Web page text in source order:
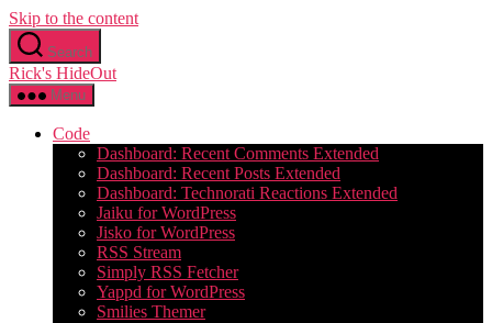
Skip to the content
Search
Rick's HideOut
Menu
Code
Dashboard: Recent Comments Extended
Dashboard: Recent Posts Extended
Dashboard: Technorati Reactions Extended
Jaiku for WordPress
Jisko for WordPress
RSS Stream
Simply RSS Fetcher
Yappd for WordPress
Smilies Themer